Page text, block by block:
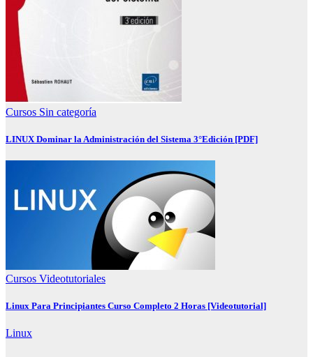
Cursos Sin categoría
LINUX Dominar la Administración del Sistema 3°Edición [PDF]
Cursos Videotutoriales
Linux Para Principiantes Curso Completo 2 Horas [Videotutorial]
Linux